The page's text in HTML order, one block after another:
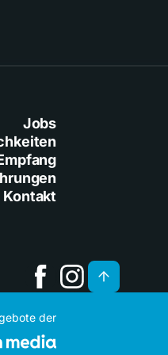
Jobs
Kontakt
der